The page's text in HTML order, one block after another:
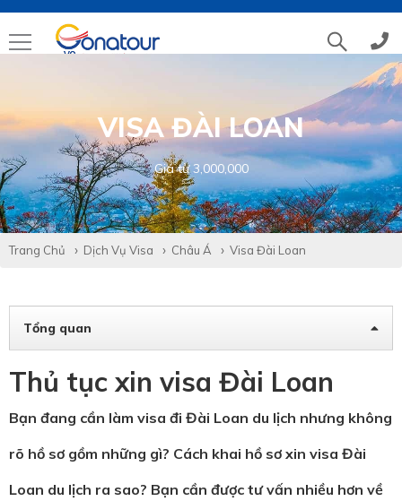
Hotline tour nước ngoài 0786 711 611
Hotline tour trong nước 0783 336 116
Hotline tư vấn dịch vụ
VISA ĐÀI LOAN
Giá từ3,000,000
Trang Chủ Dịch Vụ Visa Châu Á Visa Đài Loan
Tổng quan
Thủ tục xin visa Đài Loan
Bạn đang cần làm visa đi Đài Loan du lịch nhưng không
rõ hồ sơ gồm những gì? Cách khai hồ sơ xin visa Đài
Loan du lịch ra sao? Bạn cần được tư vấn nhiều hơn về